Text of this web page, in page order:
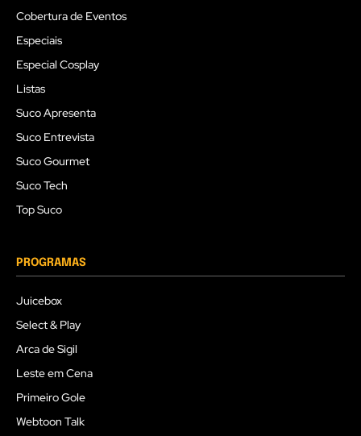
Cobertura de Eventos
Especiais
Especial Cosplay
Listas
Suco Apresenta
Suco Entrevista
Suco Gourmet
Suco Tech
Top Suco
PROGRAMAS
Juicebox
Select & Play
Arca de Sigil
Leste em Cena
Primeiro Gole
Webtoon Talk